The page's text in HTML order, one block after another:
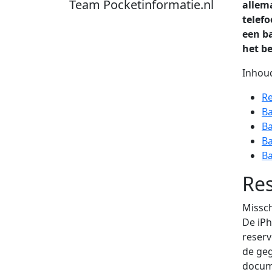
Team Pocketinformatie.nl
een
het
De
de